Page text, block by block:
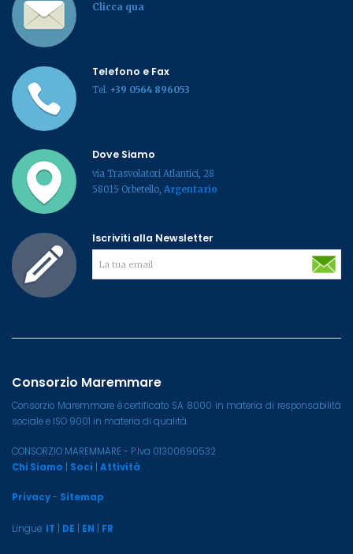
Clicca qua
Telefono e Fax
Tel. +39 0564 896053
Dove Siamo
via Trasvolatori Atlantici, 28
58015 Orbetello, Argentario
Iscriviti alla Newsletter
Consorzio Maremmare
Consorzio Maremmare è certificato SA 8000 in materia di responsabilità
sociale e ISO 9001 in materia di qualità.
CONSORZIO MAREMMARE - P.Iva 01300690532
Chi Siamo
Soci Attività
Privacy- Sitemap
Lingue: IT DE EN FR